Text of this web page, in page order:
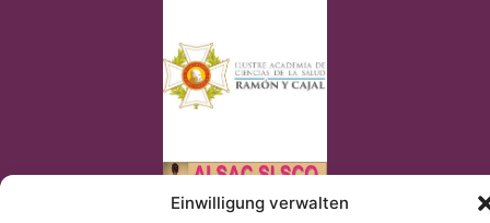
Einwilligung verwalten